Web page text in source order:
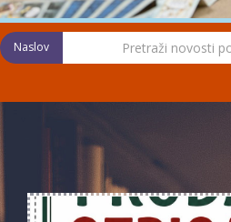
Naslov